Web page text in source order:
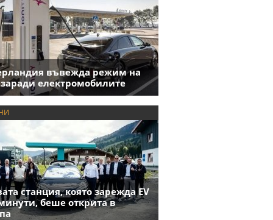
въвежда режим на
заради електромобилите
станция, която зарежда EV
беше открита в